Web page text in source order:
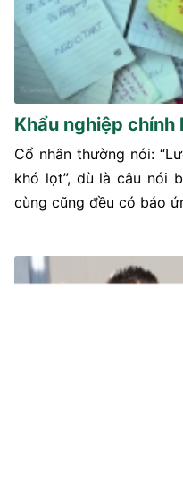
Khẩu nghiệp chính
Cổ nhân thường nói:
khó lọt”, dù là câu nói
cùng cũng đều có báo